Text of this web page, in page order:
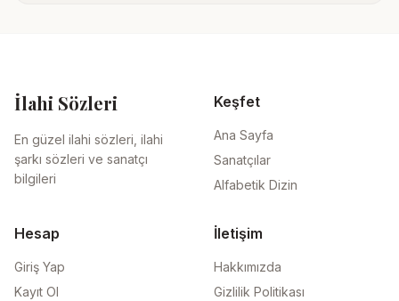
İlahi Sözleri
En güzel ilahi sözleri, ilahi
şarkı sözleri ve sanatçı
bilgileri
Keşfet
Ana Sayfa
Sanatçılar
Alfabetik Dizin
Hesap
Giriş Yap
Kayıt Ol
İletişim
Hakkımızda
Gizlilik Politikası